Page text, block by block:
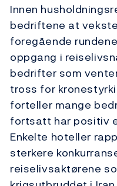
Innen
bedriftene at
foregående
oppgang i
bedrifter som
tross for
forteller mange
fortsatt har positiv
Enkelte hoteller
sterkere
reiselivsaktørene